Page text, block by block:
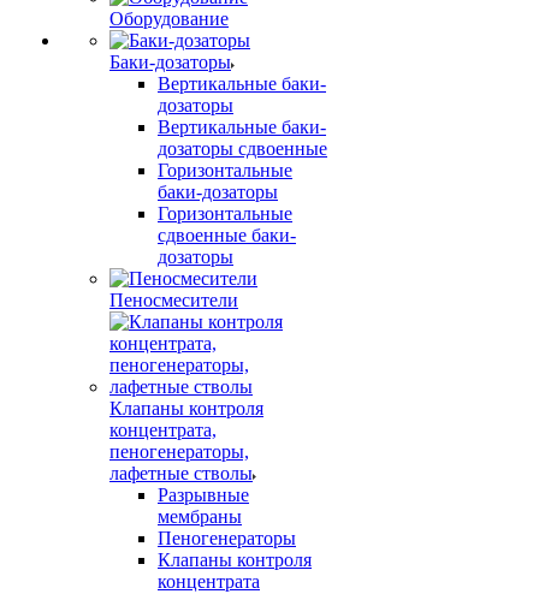
Оборудование
Баки-дозаторы
Вертикальные баки-
дозаторы
Вертикальные баки-
дозаторы сдвоенные
Горизонтальные
баки-дозаторы
Горизонтальные
сдвоенные баки-
дозаторы
Пеносмесители
Клапаны контроля
концентрата,
пеногенераторы,
лафетные стволы
Разрывные
мембраны
Пеногенераторы
Клапаны контроля
концентрата